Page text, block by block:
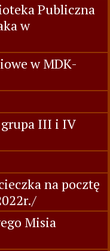
Publiczna
w
w MDK-
III i IV
na pocztę
Misia